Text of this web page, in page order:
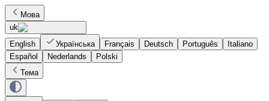
Мова
uk
English
Українська Français Deutsch Português
Italiano
Español
Nederlands
Polski
Тема